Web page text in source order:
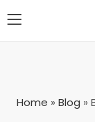
Home » Blog »